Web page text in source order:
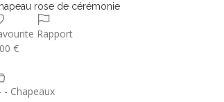
rose de cérémonie
Rapport
€
- Chapeaux